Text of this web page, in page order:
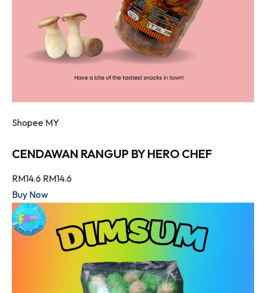
Shopee MY
CENDAWAN RANGUP BY HERO CHEF
RM14.6 RM14.6
Buy Now